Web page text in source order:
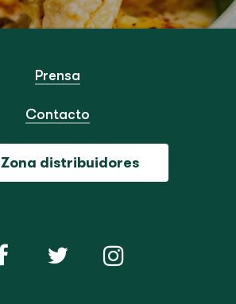
Prensa
Contacto
Zona distribuidores